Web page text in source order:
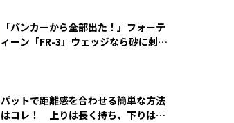
「バンカーから全部出た！」フォーテ
ィーン「FR-3」ウェッジなら砂に刺さ
パットで距離感を合わせる簡単な方法
はコレ！ 上りは長く持ち、下りは短